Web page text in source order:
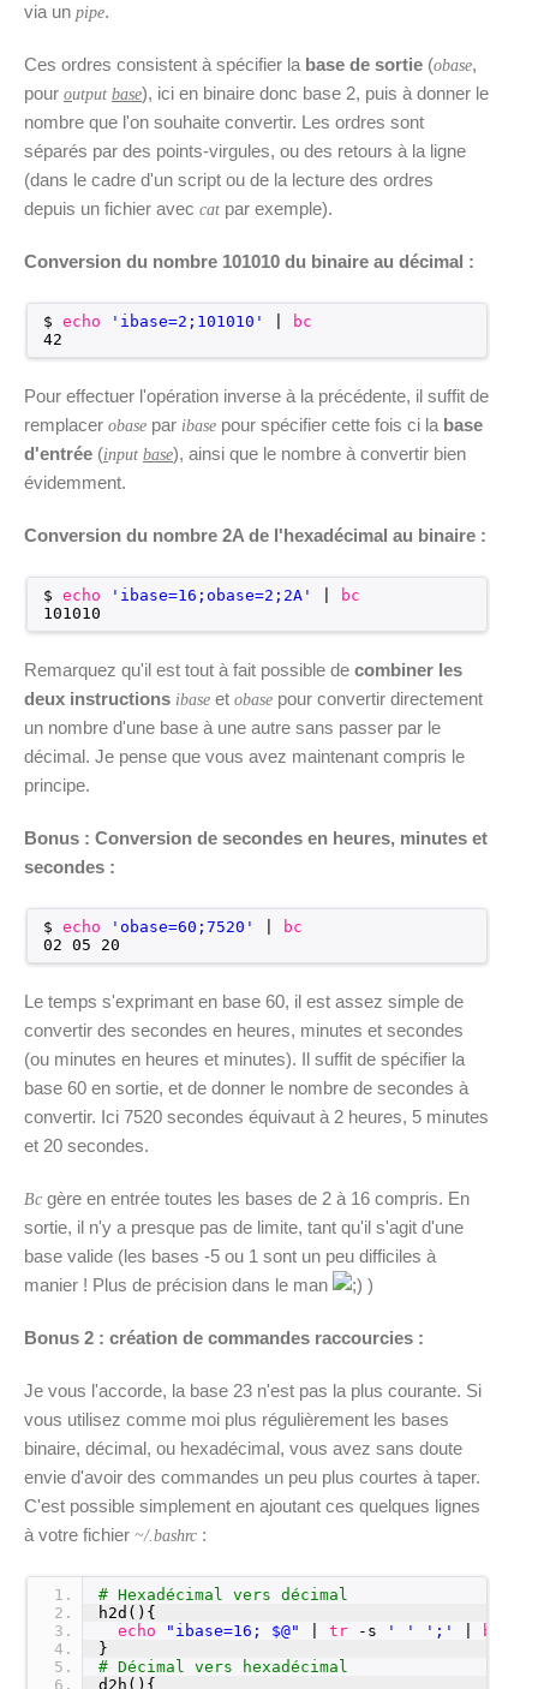
via un pipe.
Ces ordres consistent à spécifier la base de sortie (obase,
pour output base), ici en binaire donc base 2, puis à donner le
nombre que l'on souhaite convertir. Les ordres sont
séparés par des points-virgules, ou des retours à la ligne
(dans le cadre d'un script ou de la lecture des ordres
depuis un fichier avec cat par exemple).
Conversion du nombre 101010 du binaire au décimal :
$ echo 'ibase=2;101010'
bc
42
Pour effectuer l'opération inverse à la précédente, il suffit de
remplacer obase par ibase pour spécifier cette fois ci la base
d'entrée (input base), ainsi que le nombre à convertir bien
évidemment.
Conversion du nombre 2A de l'hexadécimal au binaire :
$ echo 'ibase=16;obase=2;2A'
bc
101010
Remarquez qu'il est tout à fait possible de combiner les
deux instructions ibase et obase pour convertir directement
un nombre d'une base à une autre sans passer par le
décimal. Je pense que vous avez maintenant compris le
principe.
Bonus : Conversion de secondes en heures, minutes et
secondes :
$ echo 'obase=60;7520'
bc
02 05 20
Le temps s'exprimant en base 60, il est assez simple de
convertir des secondes en heures, minutes et secondes
(ou minutes en heures et minutes). Il suffit de spécifier la
base 60 en sortie, et de donner le nombre de secondes à
convertir. Ici 7520 secondes équivaut à 2 heures, 5 minutes
et 20 secondes.
Bc gère en entrée toutes les bases de 2 à 16 compris. En
sortie, il n'y a presque pas de limite, tant qu'il s'agit d'une
base valide (les bases -5 ou 1 sont un peu difficiles à
manier ! Plus de précision dans le man
)
Bonus 2 : création de commandes raccourcies :
Je vous l'accorde, la base 23 n'est pas la plus courante. Si
vous utilisez comme moi plus régulièrement les bases
binaire, décimal, ou hexadécimal, vous avez sans doute
envie d'avoir des commandes un peu plus courtes à taper.
C'est possible simplement en ajoutant ces quelques lignes
à votre fichier ~/.bashrc :
1
2
3
4
5
6
# Hexadécimal vers décimal
h2d(){
echo
"ibase=16; $@" | tr -s ' ' ';'
bc
}
# Décimal vers hexadécimal
d2h(){